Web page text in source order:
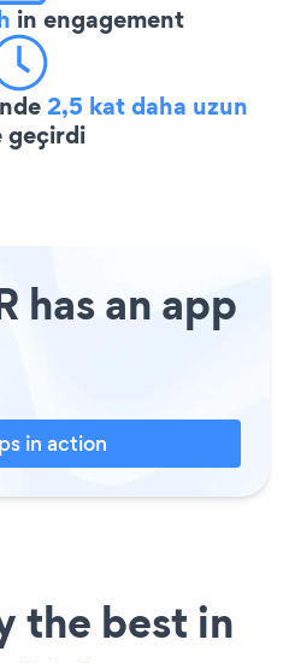
in engagement
2,5 kat daha uzun
geçirdi
has an app
in action
the best in